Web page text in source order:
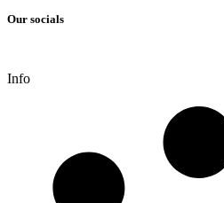
Our socials
Info